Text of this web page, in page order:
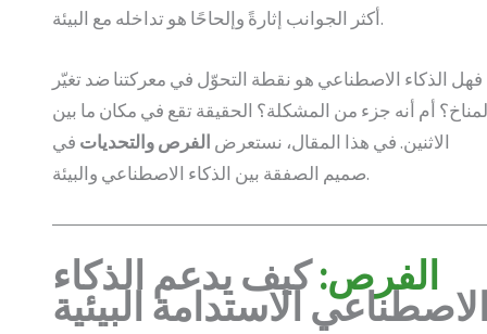
أكثر الجوانب إثارةً وإلحاحًا هو تداخله مع البيئة.
فهل الذكاء الاصطناعي هو نقطة التحوّل في معركتنا ضد تغيّر
أم أنه جزء من المشكلة؟ الحقيقة تقع في مكان ما بين
الاثنين. في هذا المقال، نستعرض الفرص والتحديات في
صميم الصفقة بين الذكاء الاصطناعي والبيئة.
الفرص:كيف يدعم الذكاء
الاستدامة البيئية